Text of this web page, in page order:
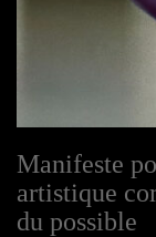
Manifeste
artistique
du possible